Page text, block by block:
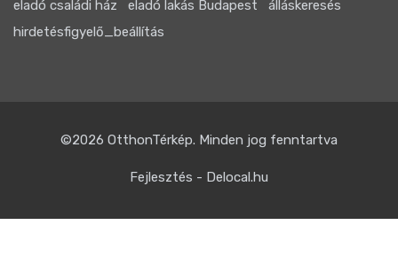
eladó családi ház
eladó lakás Budapest
álláskeresés
hirdetésfigyelő_beállítás
©2026 OtthonTérkép. Minden jog fenntartva
Fejlesztés - Delocal.hu